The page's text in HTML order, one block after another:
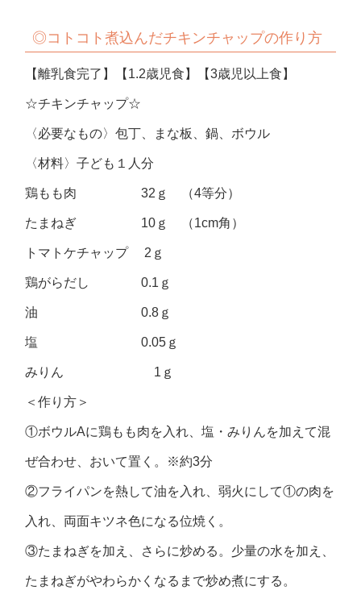
◎コトコト煮込んだチキンチャップの作り方
【離乳食完了】【1.2歳児食】【3歳児以上食】
☆チキンチャップ☆
〈必要なもの〉包丁、まな板、鍋、ボウル
〈材料〉子ども１人分
鶏もも肉 32ｇ （4等分）
たまねぎ 10ｇ （1cm角）
トマトケチャップ 2ｇ
鶏がらだし 0.1ｇ
油 0.8ｇ
塩 0.05ｇ
みりん 1ｇ
＜作り方＞
①ボウルAに鶏もも肉を入れ、塩・みりんを加えて混
ぜ合わせ、おいて置く。※約3分
②フライパンを熱して油を入れ、弱火にして①の肉を
入れ、両面キツネ色になる位焼く。
③たまねぎを加え、さらに炒める。少量の水を加え、
たまねぎがやわらかくなるまで炒め煮にする。